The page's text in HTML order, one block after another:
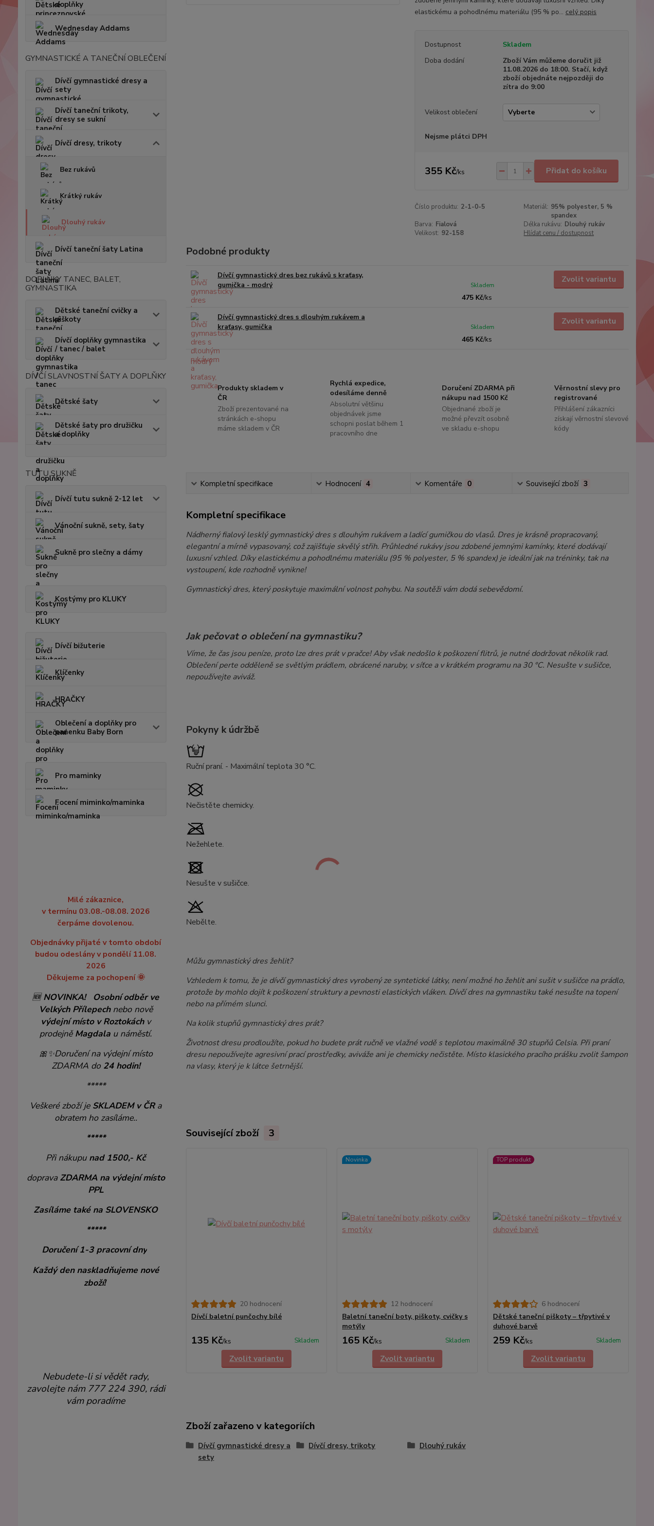
doplňky
Wednesday Addams
GYMNASTICKÉ A TANEČNÍ OBLEČENÍ
Dívčí gymnastické dresy a
sety
Dívčí taneční trikoty,
dresy se sukní
Dívčí dresy, trikoty
Bez rukávů
Krátký rukáv
Dlouhý rukáv
Dívčí taneční šaty Latina
DOPLŇKY TANEC, BALET,
GYMNASTIKA
Dětské taneční cvičky a
piškoty
Dívčí doplňky gymnastika
/ tanec / balet
DÍVČÍ SLAVNOSTNÍ ŠATY A DOPLŇKY
Dětské šaty
Dětské šaty pro družičku
a doplňky
TUTU SUKNĚ
Dívčí tutu sukně 2-12 let
Vánoční sukně, sety, šaty
Sukně pro slečny a dámy
Kostýmy pro KLUKY
Dívčí bižuterie
Klíčenky
HRAČKY
Oblečení a doplňky pro
panenku Baby Born
Pro maminky
Focení miminko/maminka
Milé zákaznice,
v termínu 03.08.-08.08. 2026
čerpáme dovolenou.
Objednávky přijaté v tomto období
budou odeslány v pondělí 11.08.
2026
Děkujeme za pochopení 🌞
🆕NOVINKA!
Osobní odběr ve
Velkých Přílepechnebo nově
výdejní místo v Roztokáchv
prodejněMagdala u náměstí.
🎀✨Doručení na výdejní místo
ZDARMA do 24 hodin!
*****
Veškeré zboží je SKLADEM v ČRa
obratem ho zasíláme..
*****
Při nákupu nad 1500,- Kč
doprava ZDARMA na výdejní místo
PPL
Zasíláme také na SLOVENSKO
*****
Doručení 1-3 pracovní dny
Každý den naskladňujeme nové
zboží!
Nebudete-li si vědět rady,
zavolejte nám 777 224 390, rádi
vám poradíme
elastickému a pohodlnému materiálu (95 % po... celý popis
Dostupnost
Skladem
Doba dodání
Zboží Vám můžeme doručit již
11.08.2026 do 18:00. Stačí, když
zboží objednáte nejpozději do
zítra do 9:00
Velikost oblečení
Nejsme plátci DPH
355 Kč/ks Přidat do košíku
Číslo produktu: 2-1-0-5 Materiál: 95% polyester, 5 %
spandex
Barva: Fialová Délka rukávu: Dlouhý rukáv
Velikost: 92-158 Hlídat cenu / dostupnost
Podobné produkty
Dívčí gymnastický dres bez rukávů s kraťasy,
gumička - modrý
475 Kč/ks
Skladem
Zvolit variantu
Dívčí gymnastický dres s dlouhým rukávem a
kraťasy, gumička
465 Kč/ks
Skladem
Zvolit variantu
Produkty skladem v
ČR
Zboží prezentované na
stránkách e-shopu
máme skladem v ČR
Rychlá expedice,
odesíláme denně
Absolutní většinu
objednávek jsme
schopni poslat během 1
pracovního dne
Doručení ZDARMA při
nákupu nad 1500 Kč
Objednané zboží je
možné převzít osobně
ve skladu e-shopu
Věrnostní slevy pro
registrované
Přihlášení zákazníci
získají věrnostní slevové
kódy
Kompletní specifikace Hodnocení 4 Komentáře 0 Související zboží 3
Kompletní specifikace
Nádherný fialový lesklý gymnastický dres s dlouhým rukávem a ladící gumičkou do vlasů. Dres je krásně propracovaný,
elegantní a mírně vypasovaný, což zajišťuje skvělý střih. Průhledné rukávy jsou zdobené jemnými kamínky, které dodávají
luxusní vzhled. Díky elastickému a pohodlnému materiálu (95 % polyester, 5 % spandex) je ideální jak na tréninky, tak na
vystoupení, kde rozhodně vynikne!
Gymnastický dres, který poskytuje maximální volnost pohybu. Na soutěži vám dodá sebevědomí.
Jak pečovat o oblečení na gymnastiku?
Víme, že čas jsou peníze, proto lze dres prát v pračce! Aby však nedošlo k poškození flitrů, je nutné dodržovat několik rad.
Oblečení perte odděleně se světlým prádlem, obrácené naruby, v síťce a v krátkém programu na 30 °C. Nesušte v sušičce,
nepoužívejte aviváž.
Pokyny k údržbě
Ruční praní. - Maximální teplota 30 °C.
Nečistěte chemicky.
Nežehlete.
Nesušte v sušičce.
Nebělte.
Můžu gymnastický dres žehlit?
Vzhledem k tomu, že je dívčí gymnastický dres vyrobený ze syntetické látky, není možné ho žehlit ani sušit v sušičce na prádlo,
protože by mohlo dojít k poškození struktury a pevnosti elastických vláken. Dívčí dres na gymnastiku také nesušte na topení
nebo na přímém slunci.
Na kolik stupňů gymnastický dres prát?
Životnost dresu prodloužíte, pokud ho budete prát ručně ve vlažné vodě s teplotou maximálně 30 stupňů Celsia. Při praní
dresu nepoužívejte agresivní prací prostředky, aviváže ani je chemicky nečistěte. Místo klasického pracího prášku zvolit šampon
na vlasy, který je k látce šetrnější.
Související zboží 3
20 hodnocení
Dívčí baletní punčochy bílé
135 Kč/ks Skladem
Zvolit variantu
Novinka
12 hodnocení
Baletní taneční boty, piškoty, cvičky s
motýly
165 Kč/ks Skladem
Zvolit variantu
TOP produkt
6 hodnocení
Dětské taneční piškoty – třpytivé v
duhové barvě
259 Kč/ks Skladem
Zvolit variantu
Zboží zařazeno v kategoriích
Dívčí gymnastické dresy a
sety
Dívčí dresy, trikoty Dlouhý rukáv